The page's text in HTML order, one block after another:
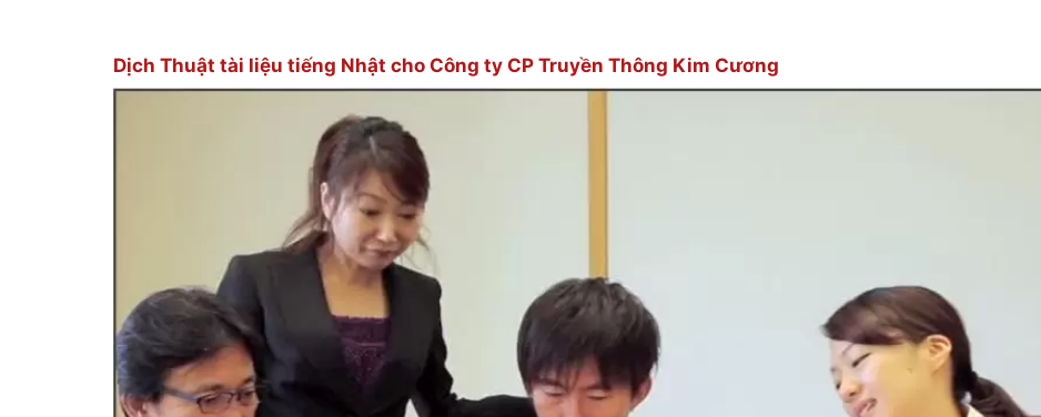
Dịch Thuật tài liệu tiếng Nhật cho Công ty CP Truyền Thông Kim Cương